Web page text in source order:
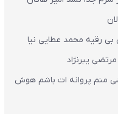
رقیه محمد عطایی نیا
یبرنژاد
منم پروانه ات باشم هوش